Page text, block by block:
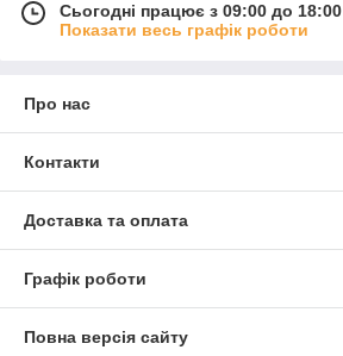
Сьогодні працює з 09:00 до 18:00
Показати весь графік роботи
Про нас
Контакти
Доставка та оплата
Графік роботи
Повна версія сайту